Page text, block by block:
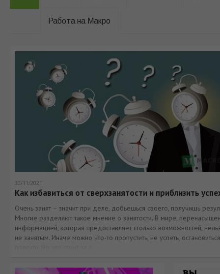
Работа на Макро
30/11/2021
Как избавиться от сверхзанятости и приблизить
Очень занят – значит при деле, добьешься своего, получишь
Многие разделяют такое мнение о занятости. В мире,
информацией, которая предоставляет столько возможностей,
не занятым. Иначе можно что-то пропустить, не успеть,